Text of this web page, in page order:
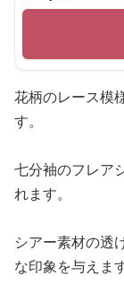
花柄のレース模
す。
七分袖のフレア
れます。
シアー素材の透
な印象を与えます